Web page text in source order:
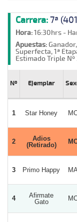
Carrera:7ª
Hora:16:30hrs -
Apuestas:
Superfecta, 1ª
Estimado Triple
Nº Ejemplar
1 Star Honey
2
Adios
(Retirado)
3 Primo Happy MA
4
Afirmate
Gato